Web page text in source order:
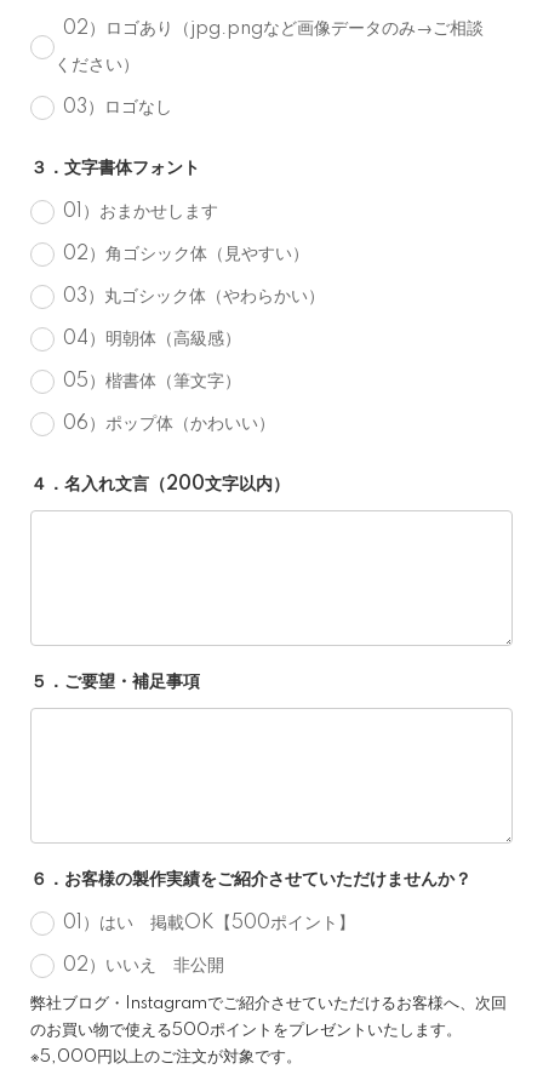
02）ロゴあり（jpg.pngなど画像データのみ→ご相談
ください）
03）ロゴなし
３．文字書体フォント
01）おまかせします
02）角ゴシック体（見やすい）
03）丸ゴシック体（やわらかい）
04）明朝体（高級感）
05）楷書体（筆文字）
06）ポップ体（かわいい）
４．名入れ文言（200文字以内）
５．ご要望・補足事項
６．お客様の製作実績をご紹介させていただけませんか？
01）はい 掲載OK【500ポイント】
02）いいえ 非公開
弊社ブログ・Instagramでご紹介させていただけるお客様へ、次回
のお買い物で使える500ポイントをプレゼントいたします。
※5,000円以上のご注文が対象です。